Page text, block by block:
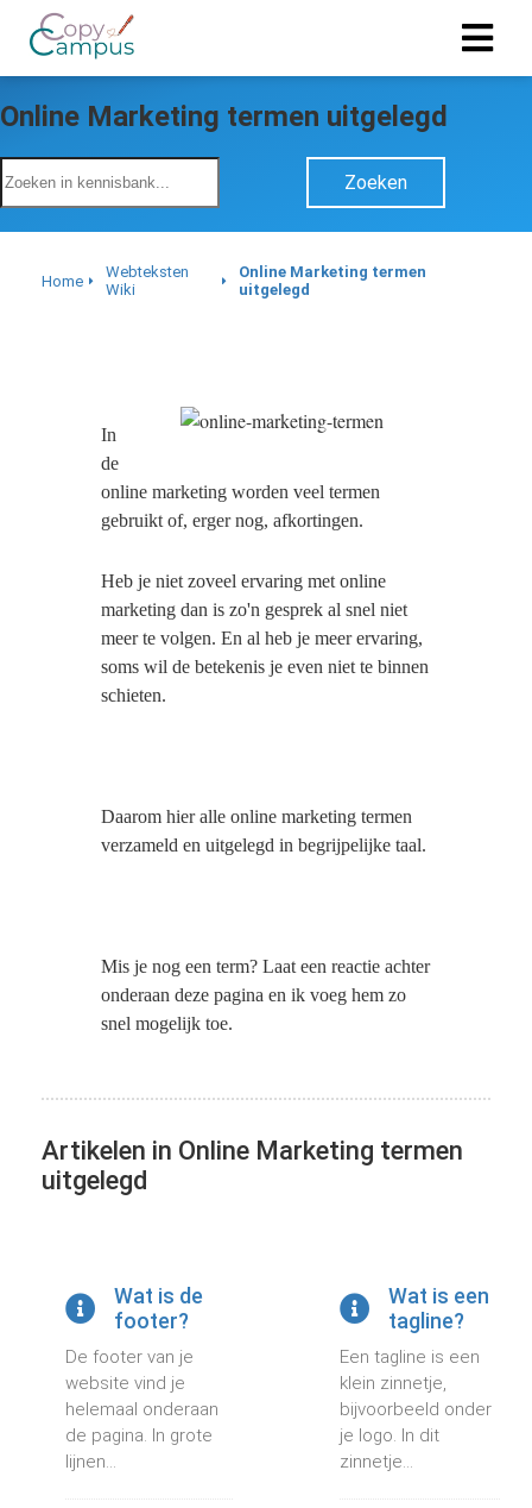
Online Marketing termen uitgelegd
Zoeken
Home
Webteksten
Wiki
Online Marketing termen
uitgelegd
In
de
online marketing worden veel termen
gebruikt of, erger nog, afkortingen.
Heb je niet zoveel ervaring met online
marketing dan is zo'n gesprek al snel niet
meer te volgen. En al heb je meer ervaring,
soms wil de betekenis je even niet te binnen
schieten.
Daarom hier alle online marketing termen
verzameld en uitgelegd in begrijpelijke taal.
Mis je nog een term? Laat een reactie achter
onderaan deze pagina en ik voeg hem zo
snel mogelijk toe.
Artikelen in Online Marketing termen
uitgelegd
Wat is de
footer?
De footer van je
website vind je
helemaal onderaan
de pagina. In grote
lijnen...
Wat is een
tagline?
Een tagline is een
klein zinnetje,
bijvoorbeeld onder
je logo. In dit
zinnetje...
website-